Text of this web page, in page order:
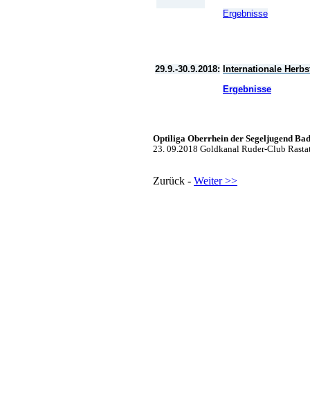
Ergebnisse
29.9.-30.9.2018: Internationale
Ergebnisse
Optiliga Oberrhein der Segeljugend
23. 09.2018 Goldkanal Ruder-Club
Zurück - Weiter >>